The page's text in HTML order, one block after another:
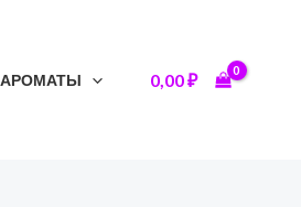
АРОМАТЫ 0,00₽